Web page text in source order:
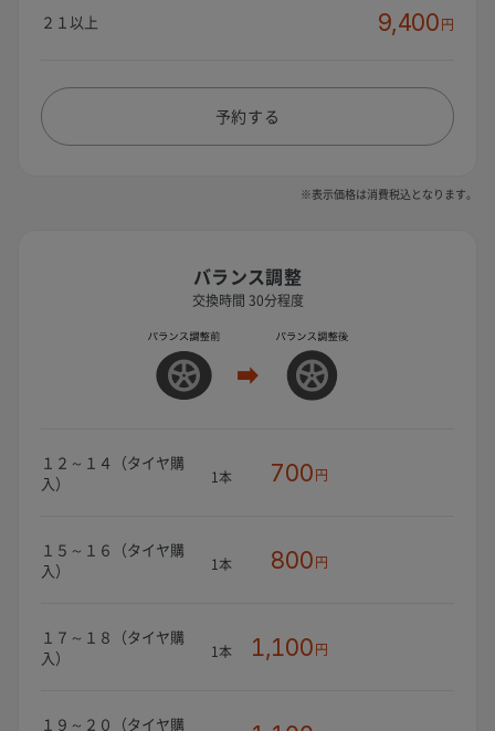
２１以上 9,400円
予約する
※表示価格は消費税込となります。
バランス調整
交換時間 30分程度
１２～１４（タイヤ購
入）
1本 700円
１５～１６（タイヤ購
入）
1本 800円
１７～１８（タイヤ購
入）
1本 1,100円
１９～２０（タイヤ購